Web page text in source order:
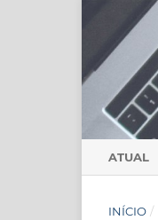
ATUAL
INÍCIO /